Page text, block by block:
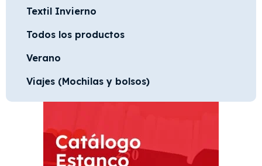
Textil Invierno
Todos los productos
Verano
Viajes (Mochilas y bolsos)